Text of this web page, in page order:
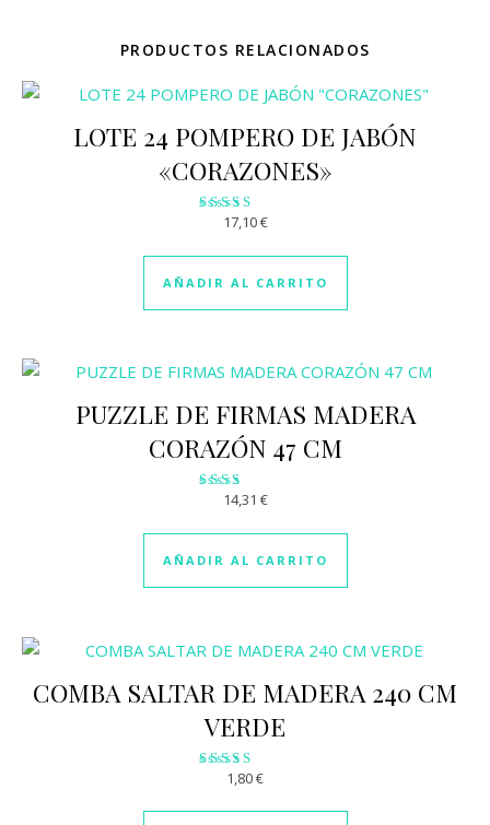
PRODUCTOS RELACIONADOS
LOTE 24 POMPERO DE JABÓN
«CORAZONES»
Valorado
2.66
de 5
17,10€
AÑADIR AL CARRITO
PUZZLE DE FIRMAS MADERA
CORAZÓN 47 CM
Valorado
2.00
de 5
14,31 €
AÑADIR AL CARRITO
COMBA SALTAR DE MADERA 240 CM
VERDE
Valorado
3.05
1,80€